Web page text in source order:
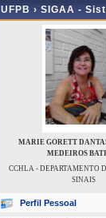
UFPB › SIGAA -
MARIE GORETT
MEDEIROS
CCHLA - DEPARTAMENTO
SINAIS
Perfil Pessoal